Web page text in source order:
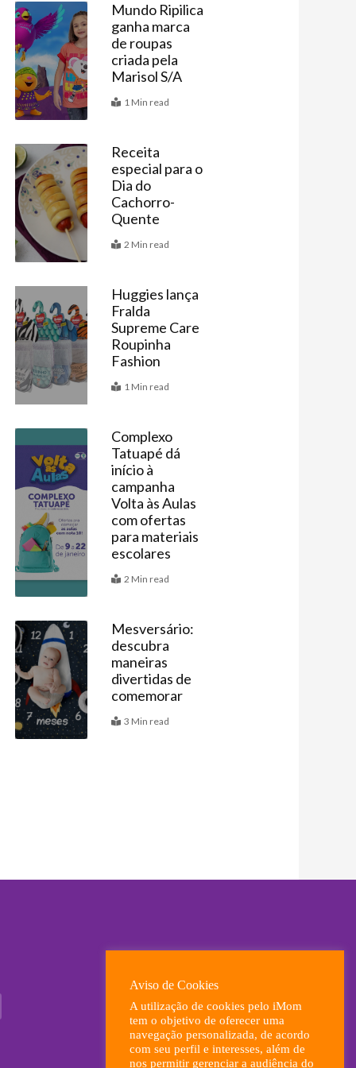
Vitrine
Mundo Ripilica
ganha marca
de roupas
criada pela
Marisol S/A
1 Min read
Receitas
Receita
especial para o
Dia do
Cachorro-
Quente
2 Min read
Vitrine
Huggies lança
Fralda
Supreme Care
Roupinha
Fashion
1 Min read
Últimas
Complexo
Tatuapé dá
início à
campanha
Volta às Aulas
com ofertas
para materiais
escolares
2 Min read
Vitrine
Mesversário:
descubra
maneiras
divertidas de
comemorar
3 Min read
Aviso de Cookies
A utilização de cookies pelo iMom
tem o objetivo de oferecer uma
navegação personalizada, de acordo
com seu perfil e interesses, além de
nos permitir gerenciar a audiência do